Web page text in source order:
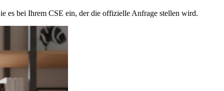
es bei Ihrem CSE ein, der die offizielle Anfrage stellen wird.